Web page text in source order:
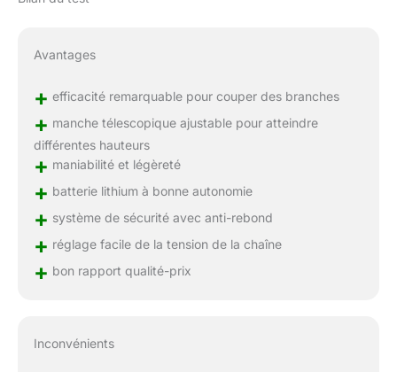
Avantages
+ efficacité remarquable pour couper des branches
+ manche télescopique ajustable pour atteindre
différentes hauteurs
+ maniabilité et légèreté
+ batterie lithium à bonne autonomie
+ système de sécurité avec anti-rebond
+ réglage facile de la tension de la chaîne
+ bon rapport qualité-prix
Inconvénients